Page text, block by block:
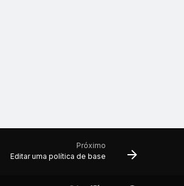
Próximo
Editar uma política de base